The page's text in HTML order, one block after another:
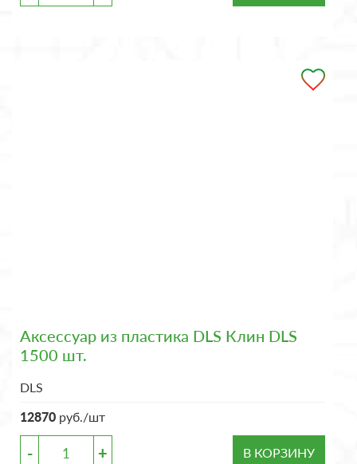
Аксессуар из пластика DLS Клин DLS
1500 шт.
DLS
12870 руб./шт
- + В КОРЗИНУ